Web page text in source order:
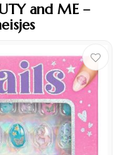
and ME –